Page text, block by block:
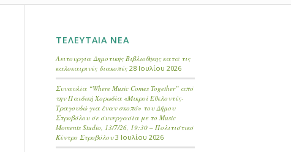
ΤΕΛΕΥΤΑΙΑ ΝΕΑ
Λειτουργία Δημοτικής Βιβλιοθήκης κατά τις
καλοκαιρινές διακοπές 28 Ιουλίου 2026
Συναυλία “Where Music Comes Together” από
την Παιδική Χορωδία «Μικροί Εθελοντές-
Τραγουδώ για έναν σκοπό» του Δήμου
Στροβόλου σε συνεργασία με το Music
Moments Studio, 13/7/26, 19:30 – Πολιτιστικό
Κέντρο Στροβόλου 3 Ιουλίου 2026